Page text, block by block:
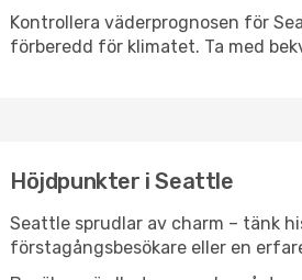
Kontrollera väderprognosen för
förberedd för klimatet. Ta med
Höjdpunkter i Seattle
Seattle sprudlar av charm – tänk
förstagångsbesökare eller en